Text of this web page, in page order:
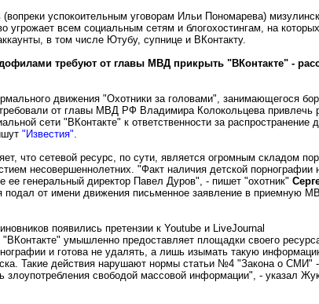
(вопреки успокоительным уговорам Ильи Пономарева)
угрожает всем социальным сетям и блогохостингам, на
в том числе Ютубу, супнице и ВКонтакту.
требуют от главы МВД прикрыть "ВКонтакте" -
движения "Охотники за головами", занимающегося
от главы МВД РФ Владимира Колокольцева привлечь
сети "ВКонтакте" к ответственности за распространение
"Известия".
что сетевой ресурс, по сути, является огромным складом
несовершеннолетних. "Факт наличия детской порнографии
ее генеральный директор Павел Дуров", - пишет "охотник"
подал от имени движения письменное заявление в приемную
появились претензии к Youtube и LiveJournal
умышленно предоставляет площадки своего
и готова не удалять, а лишь изымать такую
Такие действия нарушают нормы статьи №4 "Закона о СМИ" -
злоупотребления свободой массовой информации", - указал